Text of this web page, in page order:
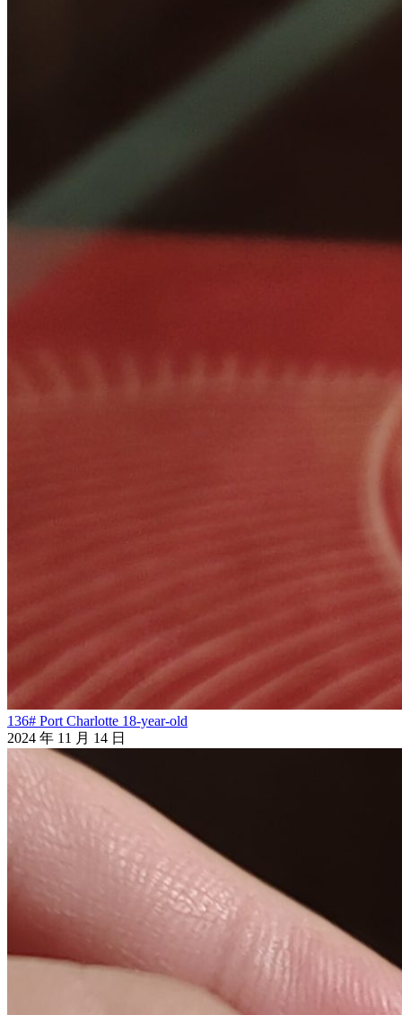
136# Port Charlotte 18-year-old
2024 年 11 月 14 日